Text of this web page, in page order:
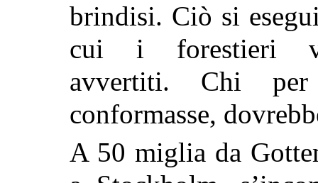
brindisi. Ciò si
cui i forestieri
avvertiti. Chi
conformasse,
A 50 miglia da